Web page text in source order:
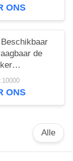
ONS
de
ONS
Alle